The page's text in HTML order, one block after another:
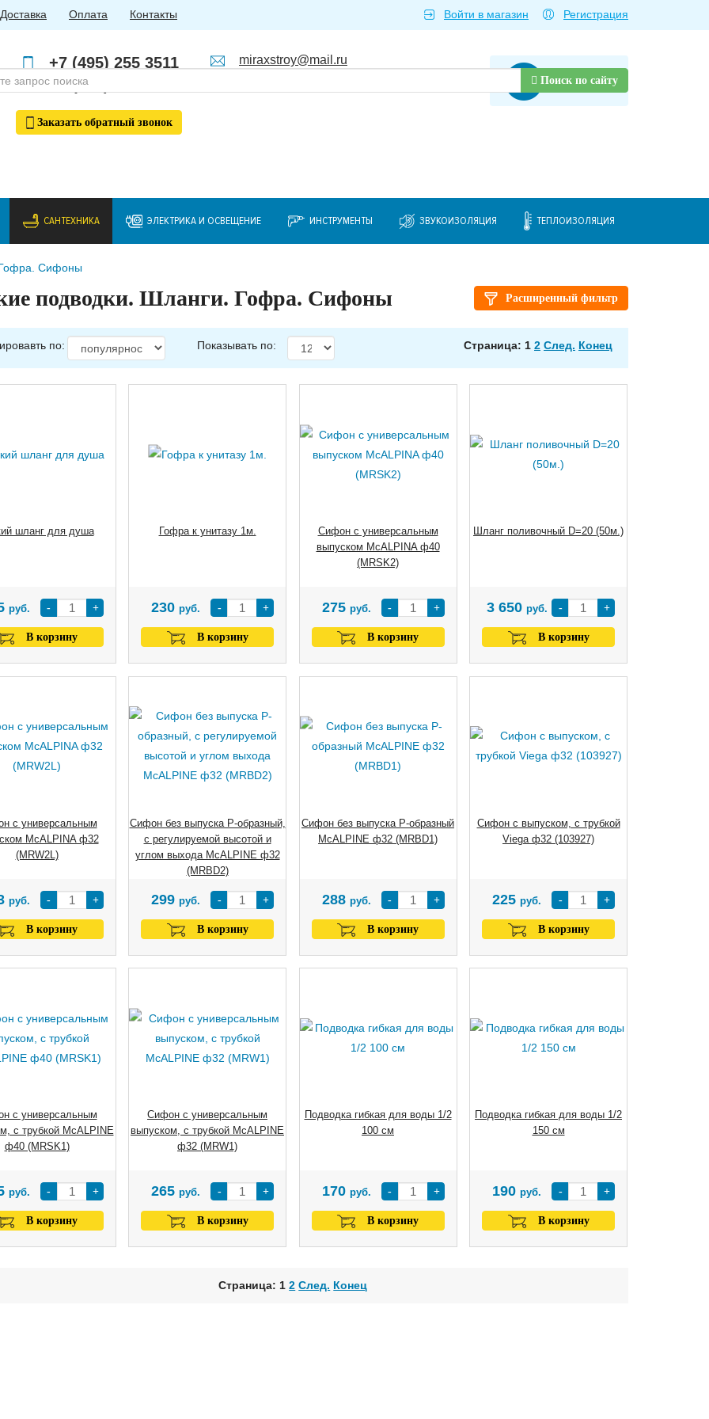
САНТЕХНИКА ЭЛЕКТРИКА И ОСВЕЩЕНИЕ ИНСТРУМЕНТЫ ЗВУКОИЗОЛЯЦИЯ ТЕПЛОИЗОЛЯЦИЯ
Доставка Оплата Контакты Войти в магазин Регистрация
Товаров нет
+7 (495) 255 3511
+7 (985) 762 4123
Заказать обратный звонок
miraxstroy@mail.ru
Поиск по сайту
Гофра. Сифоны
Расширенный фильтр
подводки. Шланги. Гофра. Сифоны
по: Показывать по: Страница: 1 2 След. Конец
шланг для душа
- +
руб.
В корзину
Гофра к унитазу 1м.
- +
230 руб.
В корзину
Сифон с универсальным
выпуском McALPINA ф40
(MRSK2)
- +
275 руб.
В корзину
Шланг поливочный D=20 (50м.)
- +
3 650 руб.
В корзину
с универсальным
McALPINA ф32
(MRW2L)
- +
руб.
В корзину
Сифон без выпуска Р-образный,
с регулируемой высотой и
углом выхода McALPINE ф32
(MRBD2)
- +
299 руб.
В корзину
Сифон без выпуска Р-образный
McALPINE ф32 (MRBD1)
- +
288 руб.
В корзину
Сифон с выпуском, с трубкой
Viega ф32 (103927)
- +
225 руб.
В корзину
с универсальным
с трубкой McALPINE
ф40 (MRSK1)
- +
руб.
В корзину
Сифон с универсальным
выпуском, с трубкой McALPINE
ф32 (MRW1)
- +
265 руб.
В корзину
Подводка гибкая для воды 1/2
100 см
- +
170 руб.
В корзину
Подводка гибкая для воды 1/2
150 см
- +
190 руб.
В корзину
Страница: 12 След. Конец